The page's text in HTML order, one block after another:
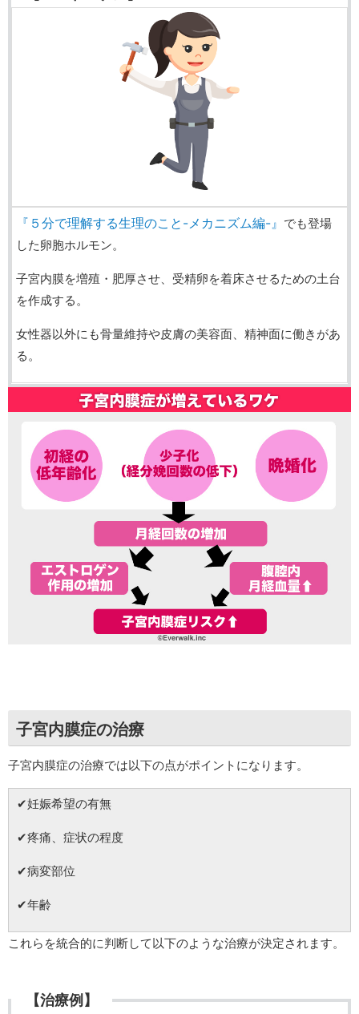
『５分で理解する生理のこと-メカニズム編-』 でも登場
した卵胞ホルモン。
子宮内膜を増殖・肥厚させ、受精卵を着床させるための土台
を作成する。
女性器以外にも骨量維持や皮膚の美容面、精神面に働きがあ
る。
子宮内膜症の治療
子宮内膜症の治療では以下の点がポイントになります。
✔妊娠希望の有無
✔疼痛、症状の程度
✔病変部位
✔年齢
これらを統合的に判断して以下のような治療が決定されます。
【治療例】